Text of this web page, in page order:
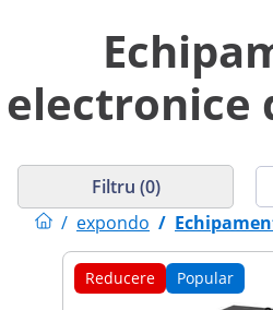
electronice
/ expondo /
Filtru (0)
Reducere Popular